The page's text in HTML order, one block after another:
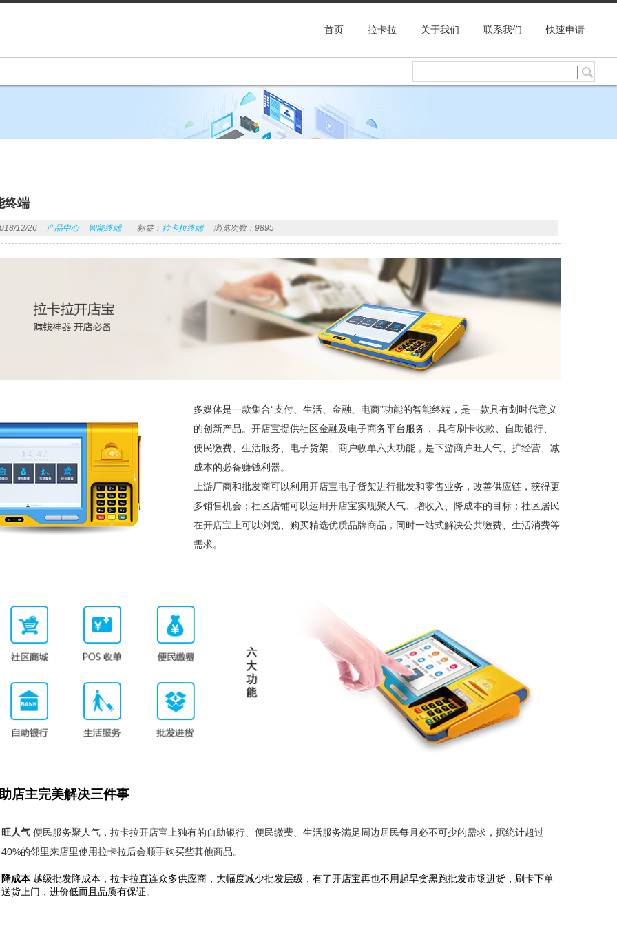
首页 拉卡拉 关于我们 联系我们 快速申请
终端
12/26 产品中心 智能终端 标签： 拉卡拉终端 浏览次数：9895
多媒体是一款集合“支付、生活、金融、电商”功能的智能终端，是一款具有划时代意义
的创新产品。开店宝提供社区金融及电子商务平台服务， 具有刷卡收款、自助银行、
便民缴费、生活服务、电子货架、商户收单六大功能，是下游商户旺人气、扩经营、减
成本的必备赚钱利器。
上游厂商和批发商可以利用开店宝电子货架进行批发和零售业务，改善供应链，获得更
多销售机会；社区店铺可以运用开店宝实现聚人气、增收入、降成本的目标；社区居民
在开店宝上可以浏览、购买精选优质品牌商品，同时一站式解决公共缴费、生活消费等
需求。
店主完美解决三件事
旺人气便民服务聚人气，拉卡拉开店宝上独有的自助银行、便民缴费、生活服务满足周边居民每月必不可少的需求，据统计超过
40%的邻里来店里使用拉卡拉后会顺手购买些其他商品。
降成本越级批发降成本，拉卡拉直连众多供应商，大幅度减少批发层级，有了开店宝再也不用起早贪黑跑批发市场进货，刷卡下单
送货上门，进价低而且品质有保证。